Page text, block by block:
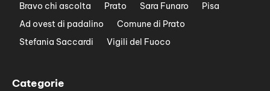
Bravo chi ascolta
Prato Sara Funaro
Pisa
Ad ovest di padalino
Comune di Prato
Stefania Saccardi
Vigili del Fuoco
Categorie